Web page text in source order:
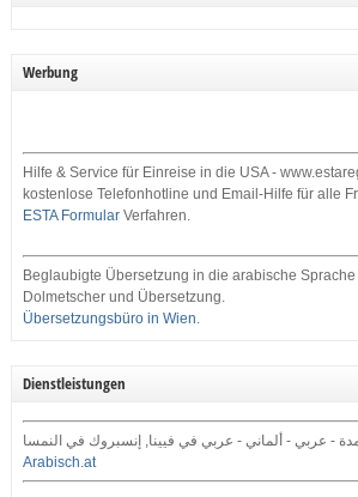
Werbung
Hilfe & Service für Einreise in die USA -
kostenlose Telefonhotline und Email-Hilfe für alle
ESTA FormularVerfahren.
Beglaubigte Übersetzung in die arabische Sprache
Dolmetscher und Übersetzung.
Übersetzungsbüro in Wien.
Dienstleistungen
- عربي - ألماني - عربي في فيينا, إنسبروك في النمسا
Arabisch.at